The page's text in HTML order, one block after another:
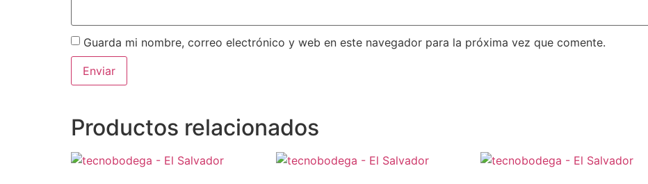
Guarda mi nombre, correo electrónico y web en este navegador para la próxima vez que comente.
Productos relacionados